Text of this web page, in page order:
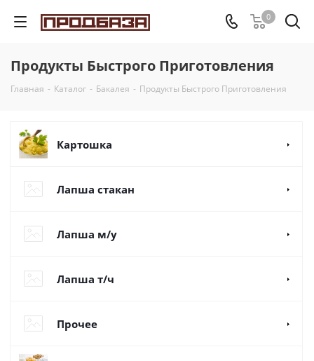
0
Продукты Быстрого Приготовления
Главная - Каталог - Бакалея - Продукты Быстрого Приготовления
Картошка
Лапша стакан
Лапша м/у
Лапша т/ч
Прочее